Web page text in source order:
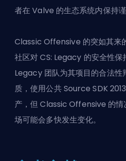
者在 Valve 的生态系统内保持谨
Classic Offensive 的突如其来
社区对 CS: Legacy 的安全性保
Legacy 团队为其项目的合法性
质，使用公共 Source SDK
产，但 Classic Offensive 的
场可能会多快发生变化。